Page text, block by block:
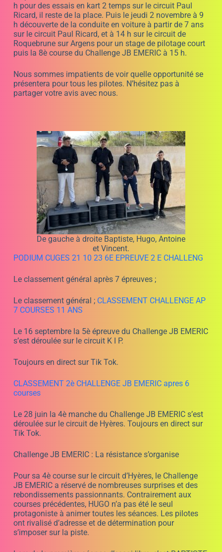
h pour des essais en kart 2 temps sur le circuit Paul
Ricard, il reste de la place. Puis le jeudi 2 novembre à 9
h découverte de la conduite en voiture à partir de 7 ans
sur le circuit Paul Ricard, et à 14 h sur le circuit de
Roquebrune sur Argens pour un stage de pilotage court
puis la 8è course du Challenge JB EMERIC à 15 h.
Nous sommes impatients de voir quelle opportunité se
présentera pour tous les pilotes. N’hésitez pas à
partager votre avis avec nous.
De gauche à droite Baptiste, Hugo, Antoine
et Vincent.
PODIUM CUGES 21 10 23 6E EPREUVE 2 E CHALLENG
Le classement général après 7 épreuves ;
Le classement général ; CLASSEMENT CHALLENGE AP
7 COURSES 11 ANS
Le 16 septembre la 5è épreuve du Challenge JB EMERIC
s’est déroulée sur le circuit K I P.
Toujours en direct sur Tik Tok.
CLASSEMENT 2è CHALLENGE JB EMERIC apres 6
courses
Le 28 juin la 4è manche du Challenge JB EMERIC s’est
déroulée sur le circuit de Hyères. Toujours en direct sur
Tik Tok.
Challenge JB EMERIC : La résistance s’organise
Pour sa 4è course sur le circuit d’Hyères, le Challenge
JB EMERIC a réservé de nombreuses surprises et des
rebondissements passionnants. Contrairement aux
courses précédentes, HUGO n’a pas été le seul
protagoniste à animer toutes les séances. Les pilotes
ont rivalisé d’adresse et de détermination pour
s’imposer sur la piste.